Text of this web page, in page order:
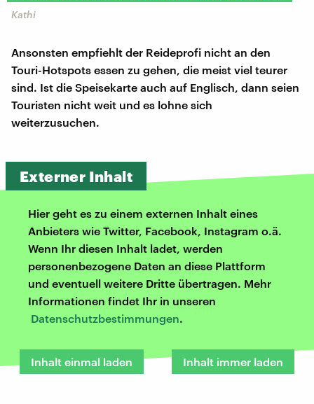
Kathi
Ansonsten empfiehlt der Reideprofi nicht an den
Touri-Hotspots essen zu gehen, die meist viel teurer
sind. Ist die Speisekarte auch auf Englisch, dann seien
Touristen nicht weit und es lohne sich
weiterzusuchen.
Externer Inhalt
Hier geht es zu einem externen Inhalt eines
Anbieters wie Twitter, Facebook, Instagram o.ä.
Wenn Ihr diesen Inhalt ladet, werden
personenbezogene Daten an diese Plattform
und eventuell weitere Dritte übertragen. Mehr
Informationen findet Ihr in unseren
Datenschutzbestimmungen.
Inhalt einmal laden Inhalt immer laden